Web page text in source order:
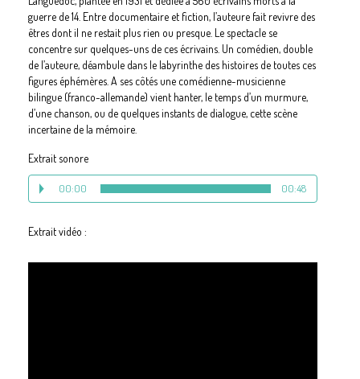
guerre de 14. Entre documentaire et fiction, l’auteure fait revivre des
êtres dont il ne restait plus rien ou presque. Le spectacle se
concentre sur quelques-uns de ces écrivains. Un comédien, double
de l’auteure, déambule dans le labyrinthe des histoires de toutes ces
figures éphémères. A ses côtés une comédienne-musicienne
bilingue (franco-allemande) vient hanter, le temps d’un murmure,
d’une chanson, ou de quelques instants de dialogue, cette scène
incertaine de la mémoire.
Extrait sonore
00:00 00:48
Extrait vidéo :